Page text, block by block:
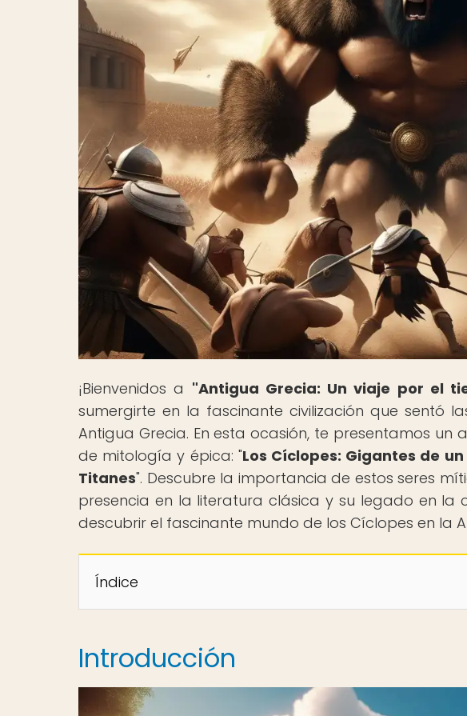
¡Bienvenidos a "Antigua Grecia: Un viaje por el
sumergirte en la fascinante civilización que sentó
Antigua Grecia. En esta ocasión, te presentamos
de mitología y épica: "Los Cíclopes: Gigantes de
Titanes". Descubre la importancia de estos seres
presencia en la literatura clásica y su legado en la
descubrir el fascinante mundo de los Cíclopes en la
Índice
Introducción